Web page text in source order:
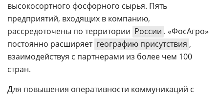
высокосортного фосфорного сырья. Пять
предприятий, входящих в компанию,
рассредоточены по территории России . «ФосАгро»
постоянно расширяет географию присутствия ,
взаимодействуя с партнерами из более чем 100
стран.
Для повышения оперативности коммуникаций c